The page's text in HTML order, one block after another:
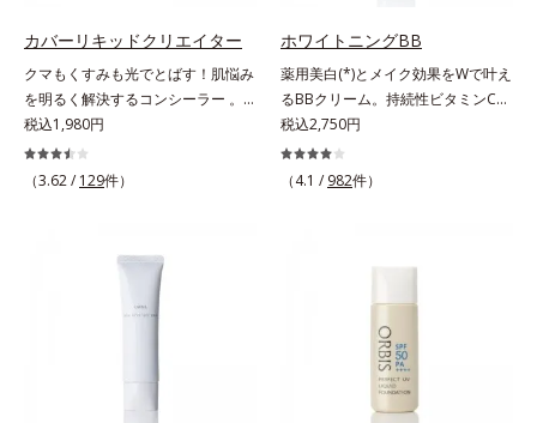
出かけする時など、しっかりメイク
す。むやみに隠すのではなくふわり
アのW効果で軽やかな美肌を印象づ
けます。紫外線吸収剤フリーなのに
高SPF値、さらにスキンプロテクト
複合成分(*3)が、ブルーライト、紫
外線、大気中の微粒子汚れなどの外
すい肌にうるおいを届けながら、光
拡散効果で乾燥小ジワや毛穴もカバ
ーします。【ラスティング効果】皮
脂選択テカリ防止成分(*5)テカリの
主成分を選択的に吸収し、うるおい
カバーリキッドクリエイター
クマもくすみも光でとばす！肌悩み
を明るく解決するコンシーラー 。
クマやくすみ(*)、年齢肌の抱えるお
悩みを、光で飛ばしてカバーするコ
ンシーラーです。黄ぐすみをカバー
カバーします。筆タイプのやわらか
なテクスチャーのリキッドコンシー
ラーでのびがよく、凹凸のある目元
税込1,980円
（3.62 / 129件）
ホワイトニングBB
薬用美白(*)とメイク効果をWで叶え
るBBクリーム。持続性ビタミンC誘
導体で美白しながらくすみのない軽
やか美肌を長時間キープ。メイクし
ながら日中美白(*)効果も発揮する、
れたBBだから、塗るだけで日中も
美白効果を発揮。さらに肌のくすみ
をパッと飛ばし、皮脂テカを防ぎな
がら明るい肌を長時間キープしま
す。これ1つで、美白美容液・日焼
税込2,750円
（4.1 / 982件）